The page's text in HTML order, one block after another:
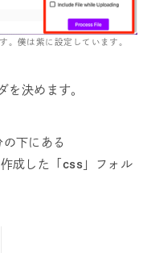
。僕は紫に設定しています。
を決めます。
下にある
成した「 css 」フォル